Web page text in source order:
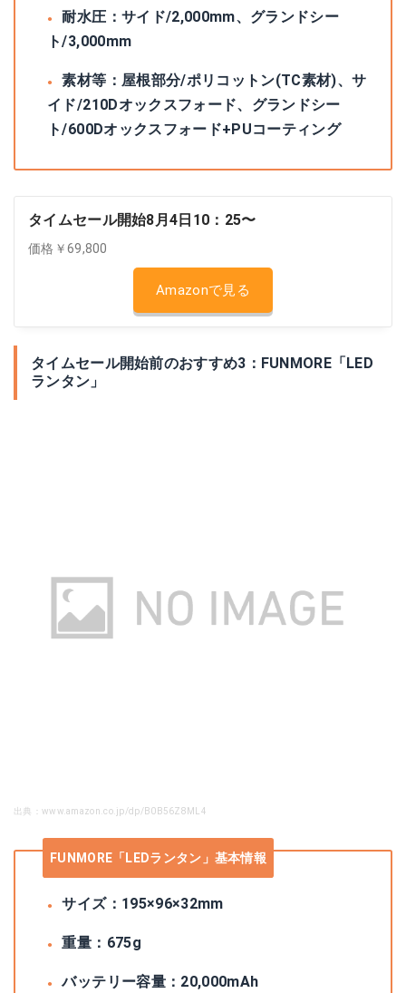
耐水圧：サイド/2,000mm、グランドシー
ト/3,000mm
素材等：屋根部分/ポリコットン(TC素材)、サ
イド/210Dオックスフォード、グランドシー
ト/600Dオックスフォード+PUコーティング
タイムセール開始8月4日10：25〜
価格￥69,800
Amazonで見る
タイムセール開始前のおすすめ3：FUNMORE「LED
ランタン」
出典：www.amazon.co.jp/dp/B0B56Z8ML4
FUNMORE「LEDランタン」基本情報
サイズ：195×96×32mm
重量：675g
バッテリー容量：20,000mAh